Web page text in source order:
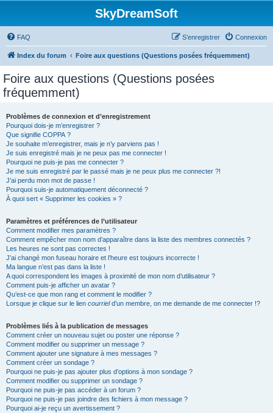
SkyDreamSoft
FAQ Connexion
S’enregistrer
Index du forum Foire aux questions (Questions posées fréquemment)
Foire aux questions (Questions posées
fréquemment)
Problèmes de connexion et d’enregistrement
Pourquoi dois-je m’enregistrer ?
Que signifie COPPA ?
Je souhaite m’enregistrer, mais je n’y parviens pas !
Je suis enregistré mais je ne peux pas me connecter !
Pourquoi ne puis-je pas me connecter ?
Je me suis enregistré par le passé mais je ne peux plus me connecter ?!
J’ai perdu mon mot de passe !
Pourquoi suis-je automatiquement déconnecté ?
À quoi sert « Supprimer les cookies » ?
Paramètres et préférences de l’utilisateur
Comment modifier mes paramètres ?
Comment empêcher mon nom d’apparaître dans la liste des membres connectés ?
Les heures ne sont pas correctes !
J’ai changé mon fuseau horaire et l’heure est toujours incorrecte !
Ma langue n’est pas dans la liste !
A quoi correspondent les images à proximité de mon nom d’utilisateur ?
Comment puis-je afficher un avatar ?
Qu’est-ce que mon rang et comment le modifier ?
Lorsque je clique sur le lien courrield’un membre, on me demande de me connecter !?
Problèmes liés à la publication de messages
Comment créer un nouveau sujet ou poster une réponse ?
Comment modifier ou supprimer un message ?
Comment ajouter une signature à mes messages ?
Comment créer un sondage ?
Pourquoi ne puis-je pas ajouter plus d’options à mon sondage ?
Comment modifier ou supprimer un sondage ?
Pourquoi ne puis-je pas accéder à un forum ?
Pourquoi ne puis-je pas joindre des fichiers à mon message ?
Pourquoi ai-je reçu un avertissement ?